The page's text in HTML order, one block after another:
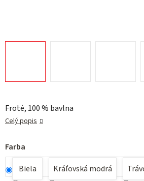
Froté, 100 % bavlna
Celý popis
Farba
Biela
Kráľovská modrá